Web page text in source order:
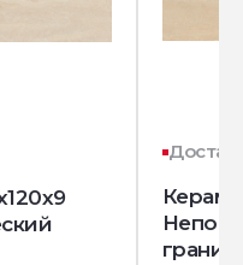
гранит)